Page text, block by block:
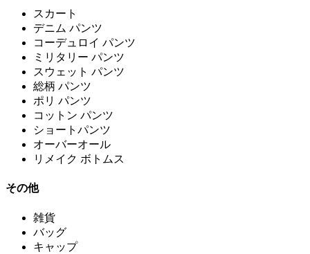
スカート
デニム パンツ
コーデュロイ パンツ
ミリタリー パンツ
スウェット パンツ
総柄 パンツ
ポリ パンツ
コットン パンツ
ショートパンツ
オーバーオール
リメイク ボトムス
その他
雑貨
バッグ
キャップ